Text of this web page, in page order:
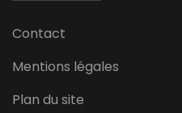
Contact
Mentions légales
Plan du site